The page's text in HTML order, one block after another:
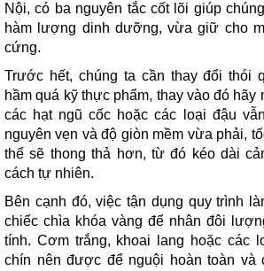
Nội, có ba nguyên tắc cốt lõi giúp
hàm lượng dinh dưỡng, vừa giữ cho
cứng.
Trước hết, chúng ta cần thay đổi thói
hầm quá kỹ thực phẩm, thay vào đó
các hạt ngũ cốc hoặc các loại đậu
nguyên vẹn và độ giòn mềm vừa phải,
thể sẽ thong thả hơn, từ đó kéo dài
cách tự nhiên.
Bên cạnh đó, việc tận dụng quy trình
chiếc chìa khóa vàng để nhân đôi
tính. Cơm trắng, khoai lang hoặc các
chín nên được để nguội hoàn toàn và